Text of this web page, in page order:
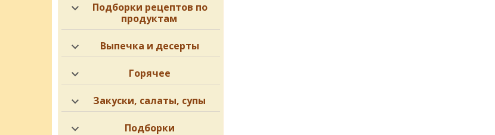
Подборки рецептов по
продуктам
Выпечка и десерты
Горячее
Закуски, салаты, супы
Подборки